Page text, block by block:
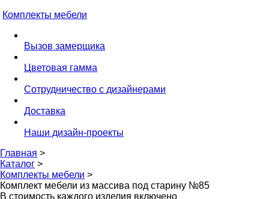
Комплекты мебели
Вызов замерщика
Цветовая гамма
Сотрудничество с дизайнерами
Доставка
Наши дизайн-проекты
Главная >
Каталог >
Комплекты мебели >
Комплект мебели из массива под старину №85
В стоимость каждого изделия включено